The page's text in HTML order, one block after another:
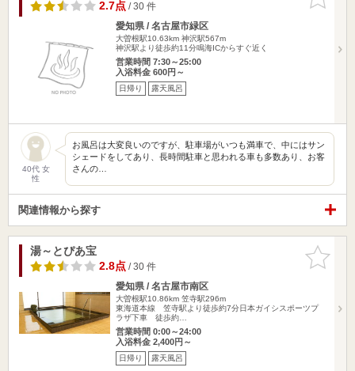
りに追加
2.7点/ 30 件
愛知県 / 名古屋市緑区
大曽根駅10.63km 神沢駅567m
神沢駅より徒歩約11分鳴海ICからすぐ近く
営業時間 7:30～25:00
入浴料金 600円～
日帰り 露天風呂
40代 女
性
お風呂は大変良いのですが、駐車場がいつも満車で、中にはサン
シェードをしてあり、長時間駐車と思われる車も多数あり、お客
さんの…
関連情報から探す
お気に入
りに追加
湯～とぴあ宝
2.8点/ 30 件
愛知県 / 名古屋市南区
大曽根駅10.86km 笠寺駅296m
東海道本線 笠寺駅より徒歩約7分日本ガイシスポーツプ
ラザ下車 徒歩約…
営業時間 0:00～24:00
入浴料金 2,400円～
日帰り 露天風呂